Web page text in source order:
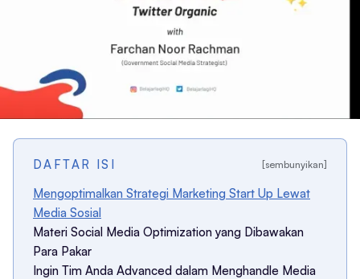
DAFTAR ISI [sembunyikan]
Mengoptimalkan Strategi Marketing Start Up Lewat
Media Sosial
Materi Social Media Optimization yang Dibawakan
Para Pakar
Ingin Tim Anda Advanced dalam Menghandle Media